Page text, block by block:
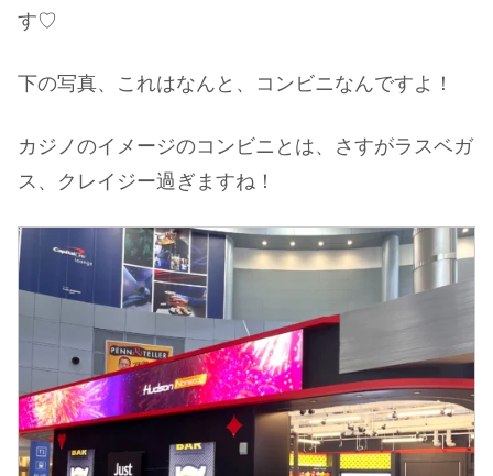
す♡
下の写真、これはなんと、コンビニなんですよ！
カジノのイメージのコンビニとは、さすがラスベガ
ス、クレイジー過ぎますね！